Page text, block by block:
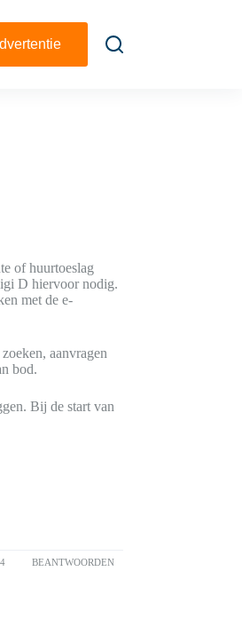
of huurtoeslag
D hiervoor nodig.
met de e-
aanvragen
bod.
Bij de start van
BEANTWOORDEN